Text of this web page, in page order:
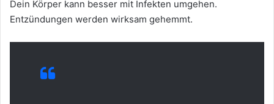
Dein Körper kann besser mit Infekten umgehen.
Entzündungen werden wirksam gehemmt.